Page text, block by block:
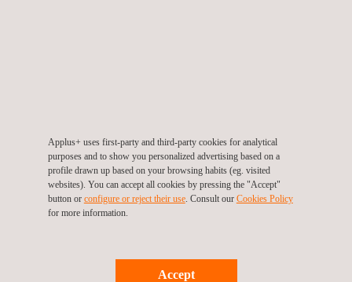
Estudo de Viabilidade para Localização Geográfica
de Estaleiro
Applus+ uses first-party and third-party cookies for analytical
purposes and to show you personalized advertising based on a
profile drawn up based on your browsing habits (eg. visited
websites). You can accept all cookies by pressing the "Accept"
button or configure or reject their use. Consult our Cookies Policy
for more information.
Accept